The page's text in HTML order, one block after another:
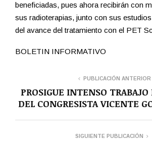
beneficiadas, pues ahora recibirán con
sus radioterapias, junto con sus
del avance del tratamiento con el PET
BOLETIN INFORMATIVO
PUBLICACIÓN ANTERIOR
PROSIGUE INTENSO TRABAJO
DEL CONGRESISTA VICENTE
SIGUIENTE PUBLICACIÓN